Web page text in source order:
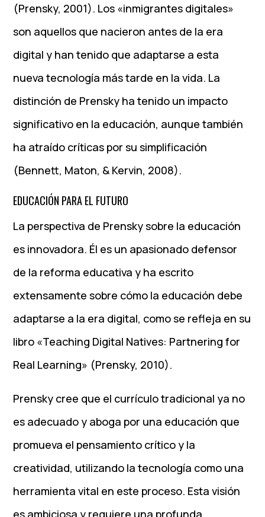
(Prensky, 2001). Los «inmigrantes digitales»
son aquellos que nacieron antes de la era
digital y han tenido que adaptarse a esta
nueva tecnología más tarde en la vida. La
distinción de Prensky ha tenido un impacto
significativo en la educación, aunque también
ha atraído críticas por su simplificación
(Bennett, Maton, & Kervin, 2008).
EDUCACIÓN PARA EL FUTURO
La perspectiva de Prensky sobre la educación
es innovadora. Él es un apasionado defensor
de la reforma educativa y ha escrito
extensamente sobre cómo la educación debe
adaptarse a la era digital, como se refleja en su
libro «Teaching Digital Natives: Partnering for
Real Learning» (Prensky, 2010).
Prensky cree que el currículo tradicional ya no
es adecuado y aboga por una educación que
promueva el pensamiento crítico y la
creatividad, utilizando la tecnología como una
herramienta vital en este proceso. Esta visión
es ambiciosa y requiere una profunda